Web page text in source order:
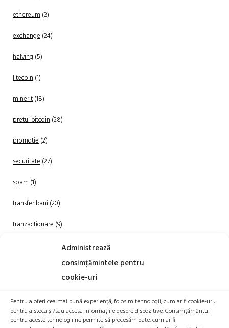
Administrează
consimțămintele pentru
cookie-uri
Pentru a oferi cea mai bună experiență, folosim tehnologii, cum ar fi cookie-uri,
pentru a stoca și/sau accesa informațiile despre dispozitive. Consimțământul
pentru aceste tehnologii ne permite să procesăm date, cum ar fi
ethereum(2)
exchange(24)
halving (5)
litecoin(1)
minerit(18)
pretul bitcoin(28)
promotie(2)
securitate(27)
spam(1)
transfer bani(20)
tranzactionare(9)
(20)